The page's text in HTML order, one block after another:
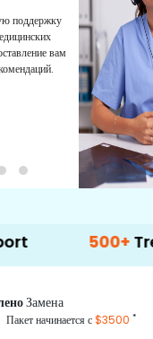
поддержку
вам
500+
Замена
Пакет начинается с$3500 *